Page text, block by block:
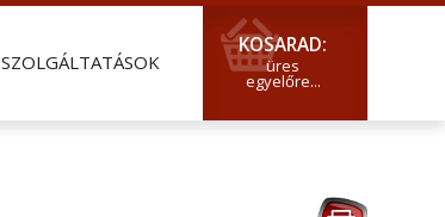
SZOLGÁLTATÁSOK
KOSARAD:
üres
egyelőre...